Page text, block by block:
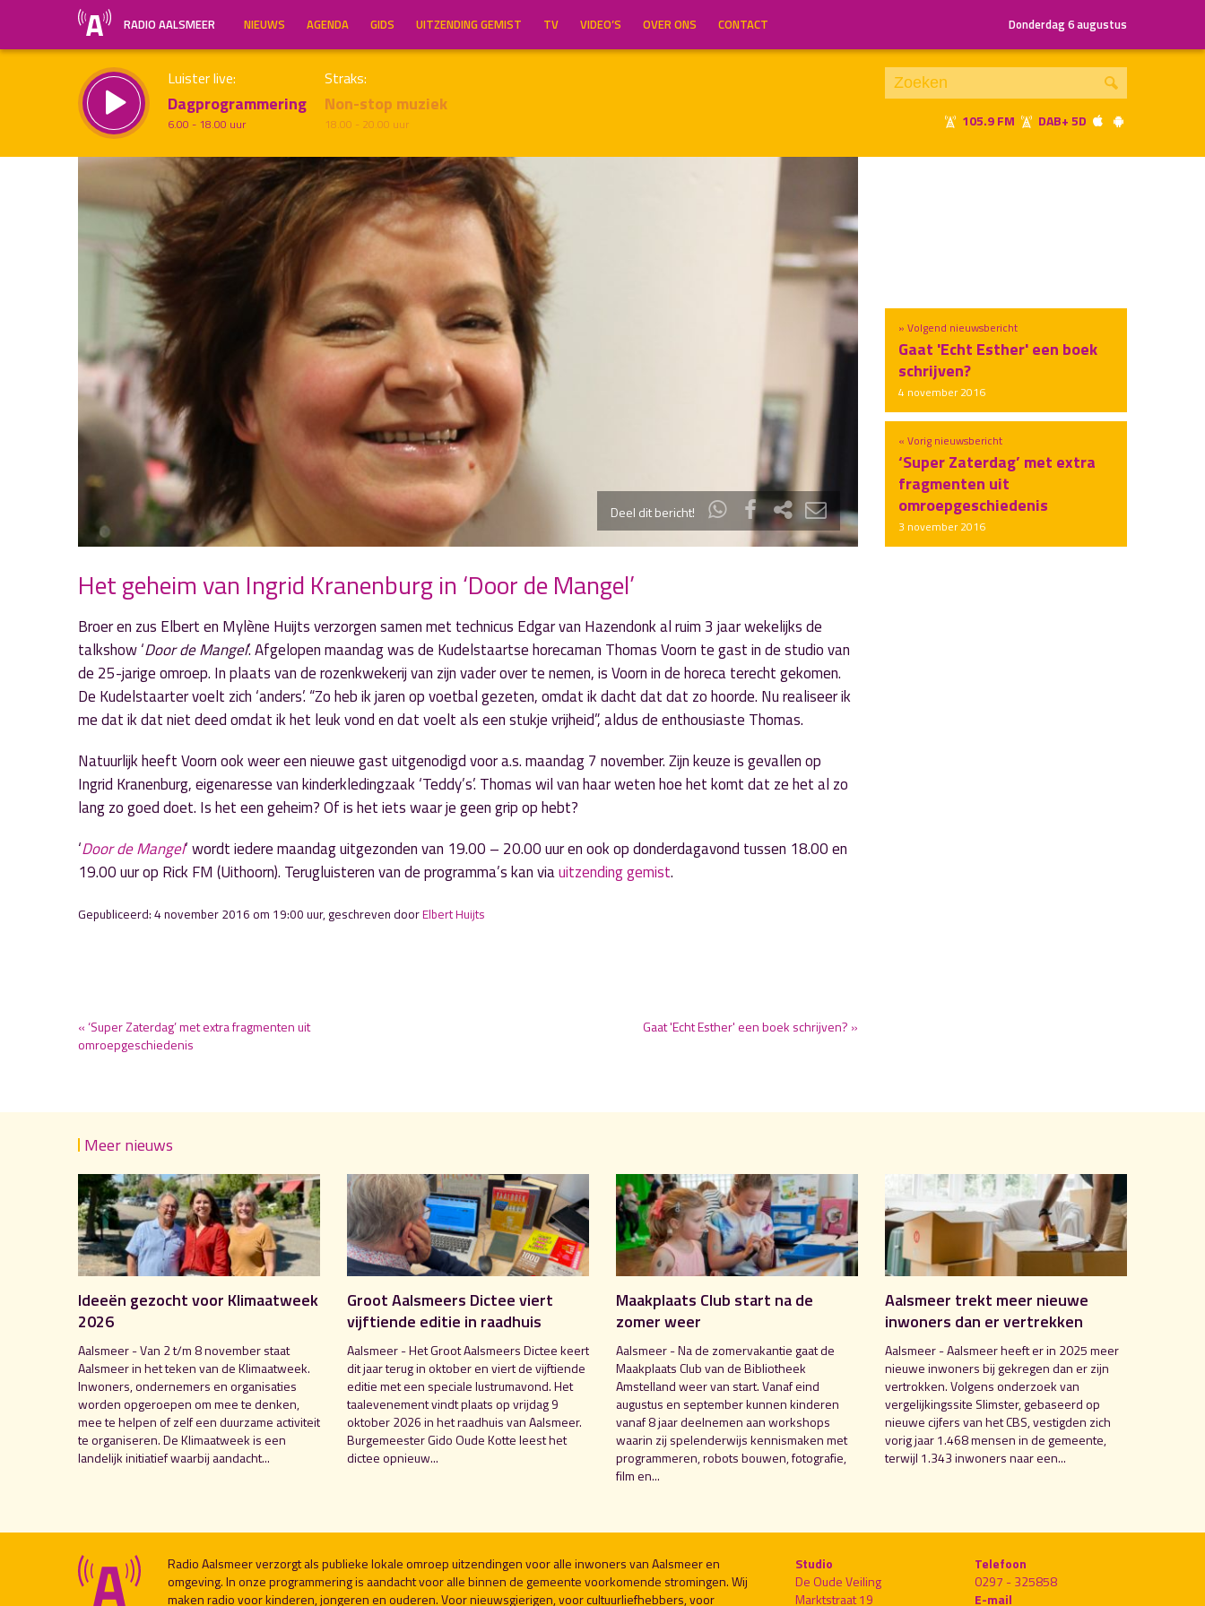
RADIO AALSMEER NIEUWS AGENDA GIDS UITZENDING GEMIST TV VIDEO’S OVER ONS CONTACT Donderdag 6 augustus
Luister live:
Dagprogrammering
6.00 - 18.00 uur
Straks:
Non-stop muziek
18.00 - 20.00 uur 105.9 FM DAB+ 5D
Deel dit bericht!
« Vorig nieuwsbericht
‘Super Zaterdag’ met extra
fragmenten uit
omroepgeschiedenis
3 november 2016
» Volgend nieuwsbericht
Gaat 'Echt Esther' een boek
schrijven?
4 november 2016
Het geheim van Ingrid Kranenburg in ‘Door de Mangel’
Broer en zus Elbert en Mylène Huijts verzorgen samen met technicus Edgar van Hazendonk al ruim 3 jaar wekelijks de
talkshow ‘Door de Mangel’. Afgelopen maandag was de Kudelstaartse horecaman Thomas Voorn te gast in de studio van
de 25-jarige omroep. In plaats van de rozenkwekerij van zijn vader over te nemen, is Voorn in de horeca terecht gekomen.
De Kudelstaarter voelt zich ‘anders’. “Zo heb ik jaren op voetbal gezeten, omdat ik dacht dat dat zo hoorde. Nu realiseer ik
me dat ik dat niet deed omdat ik het leuk vond en dat voelt als een stukje vrijheid”, aldus de enthousiaste Thomas.
Natuurlijk heeft Voorn ook weer een nieuwe gast uitgenodigd voor a.s. maandag 7 november. Zijn keuze is gevallen op
Ingrid Kranenburg, eigenaresse van kinderkledingzaak ‘Teddy’s’. Thomas wil van haar weten hoe het komt dat ze het al zo
lang zo goed doet. Is het een geheim? Of is het iets waar je geen grip op hebt?
‘Door de Mangel‘ wordt iedere maandag uitgezonden van 19.00 – 20.00 uur en ook op donderdagavond tussen 18.00 en
19.00 uur op Rick FM (Uithoorn). Terugluisteren van de programma’s kan viauitzending gemist.
Gepubliceerd: 4 november 2016 om 19:00 uur, geschreven doorElbert Huijts
« ‘Super Zaterdag’ met extra fragmenten uit
omroepgeschiedenis
Gaat 'Echt Esther' een boek schrijven? »
Meer nieuws
Ideeën gezocht voor Klimaatweek
2026
Aalsmeer - Van 2 t/m 8 november staat
Aalsmeer in het teken van de Klimaatweek.
Inwoners, ondernemers en organisaties
worden opgeroepen om mee te denken,
mee te helpen of zelf een duurzame activiteit
te organiseren. De Klimaatweek is een
landelijk initiatief waarbij aandacht...
Groot Aalsmeers Dictee viert
vijftiende editie in raadhuis
Aalsmeer - Het Groot Aalsmeers Dictee keert
dit jaar terug in oktober en viert de vijftiende
editie met een speciale lustrumavond. Het
taalevenement vindt plaats op vrijdag 9
oktober 2026 in het raadhuis van Aalsmeer.
Burgemeester Gido Oude Kotte leest het
dictee opnieuw...
Maakplaats Club start na de
zomer weer
Aalsmeer - Na de zomervakantie gaat de
Maakplaats Club van de Bibliotheek
Amstelland weer van start. Vanaf eind
augustus en september kunnen kinderen
vanaf 8 jaar deelnemen aan workshops
waarin zij spelenderwijs kennismaken met
programmeren, robots bouwen, fotografie,
film en...
Aalsmeer trekt meer nieuwe
inwoners dan er vertrekken
Aalsmeer - Aalsmeer heeft er in 2025 meer
nieuwe inwoners bij gekregen dan er zijn
vertrokken. Volgens onderzoek van
vergelijkingssite Slimster, gebaseerd op
nieuwe cijfers van het CBS, vestigden zich
vorig jaar 1.468 mensen in de gemeente,
terwijl 1.343 inwoners naar een...
Radio Aalsmeer verzorgt als publieke lokale omroep uitzendingen voor alle inwoners van Aalsmeer en
omgeving. In onze programmering is aandacht voor alle binnen de gemeente voorkomende stromingen. Wij
maken radio voor kinderen, jongeren en ouderen. Voor nieuwsgierigen, voor cultuurliefhebbers, voor
Studio
De Oude Veiling
Marktstraat 19
Telefoon
0297 - 325858
E-mail